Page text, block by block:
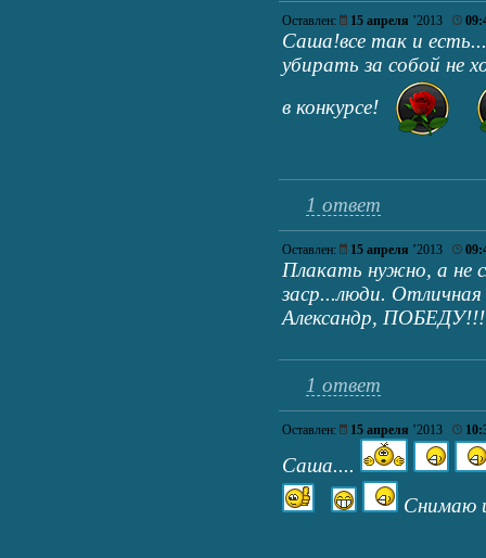
Оставлен: 15 апреля ’2013
Саша!все так и
убирать за собой не
в конкурсе!
1 ответ
Оставлен: 15 апреля ’2013
Плакать нужно, а не
заср...люди.
Александр,
1 ответ
Оставлен: 15 апреля ’2013
Саша....
Снимаю